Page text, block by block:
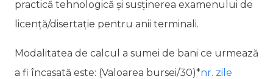
practică tehnologică și susținerea examenului de
licență/disertație pentru anii terminali.
Modalitatea de calcul a sumei de bani ce urmează
a fi încasată este: (Valoarea bursei/30)*nr. zile